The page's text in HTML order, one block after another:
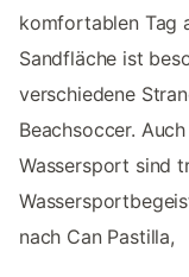
komfortablen Tag
Sandfläche ist
verschiedene
Beachsoccer.
Wassersport sind
nach Can Pastilla,